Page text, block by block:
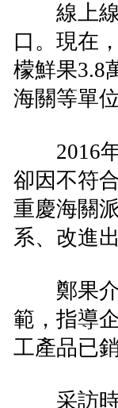
線上線
口。現在
檬鮮果3.8
海關等單
2016年
卻因不符
重慶海關
系、改進
鄭果介
範，指導
工產品已
采訪時